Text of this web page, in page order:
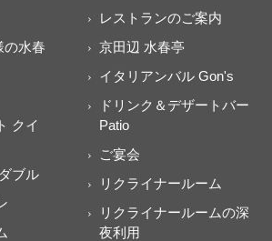
の水春
クイ
ブル
レストランのご案内
京田辺 水春亭
イタリアンバル Gon's
ドリンク＆デザートバー
Patio
ご宴会
リクライナールーム
リクライナールームの深
夜利用